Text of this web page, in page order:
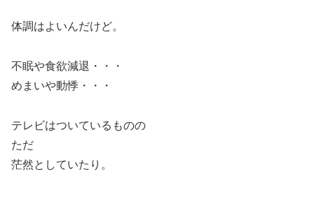
体調はよいんだけど。
不眠や食欲減退・・・
めまいや動悸・・・
テレビはついているものの
ただ
茫然としていたり。